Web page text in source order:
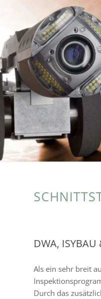
DWA, ISYBAU
Als ein sehr breit
Durch das